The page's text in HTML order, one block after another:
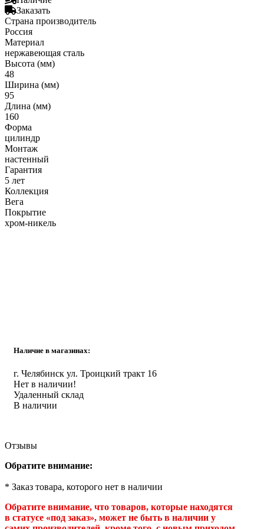
Заказать
Страна производитель
Россия
Материал
нержавеющая сталь
Высота (мм)
48
Ширина (мм)
95
Длина (мм)
160
Форма
цилиндр
Монтаж
настенный
Гарантия
5 лет
Коллекция
Вега
Покрытие
хром-никель
Наличие в магазинах:
г. Челябинск ул. Троицкий тракт 16
Нет в наличии!
Удаленный склад
В наличии
Отзывы
Обратите внимание:
* Заказ товара, которого нет в наличии
Обратите внимание, что товаров, которые находятся
в статусе «под заказ», может не быть в наличии у
Гофрированные трубы и манжеты для унитаза
Сифоны
Развернуть(2)
Смесители и комплектующие
Россинка-ТВК
Смесители для ванной комнаты
Смесители для кухни
Унитазы. писсуары. биде
Комплектующие для унитазов и инсталляциий
Писсуары
Развернуть
Герметик. клей. пена